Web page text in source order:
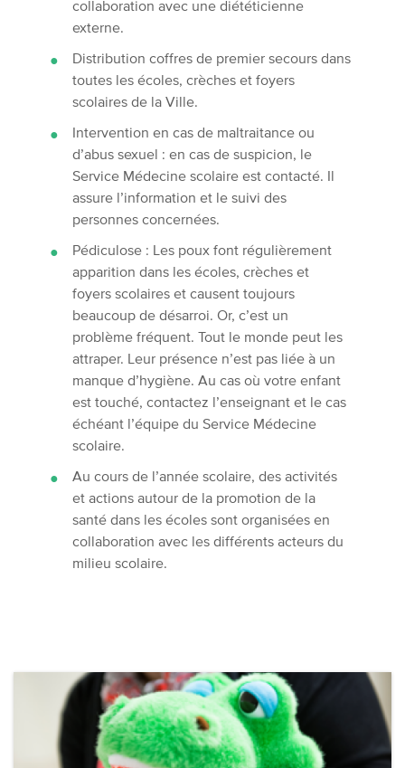
collaboration avec une diététicienne
externe.
Distribution coffres de premier secours dans
toutes les écoles, crèches et foyers
scolaires de la Ville.
Intervention en cas de maltraitance ou
d’abus sexuel : en cas de suspicion, le
Service Médecine scolaire est contacté. Il
assure l’information et le suivi des
personnes concernées.
Pédiculose : Les poux font régulièrement
apparition dans les écoles, crèches et
foyers scolaires et causent toujours
beaucoup de désarroi. Or, c’est un
problème fréquent. Tout le monde peut les
attraper. Leur présence n’est pas liée à un
manque d’hygiène. Au cas où votre enfant
est touché, contactez l’enseignant et le cas
échéant l’équipe du Service Médecine
scolaire.
Au cours de l’année scolaire, des activités
et actions autour de la promotion de la
santé dans les écoles sont organisées en
collaboration avec les différents acteurs du
milieu scolaire.